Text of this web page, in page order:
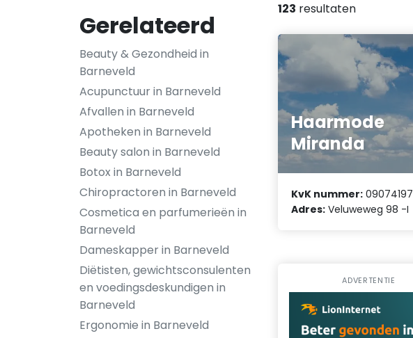
Gerelateerd
Beauty & Gezondheid in
Barneveld
Acupunctuur in Barneveld
Afvallen in Barneveld
Apotheken in Barneveld
Beauty salon in Barneveld
Botox in Barneveld
Chiropractoren in Barneveld
Cosmetica en parfumerieën in
Barneveld
Dameskapper in Barneveld
Diëtisten, gewichtsconsulenten
en voedingsdeskundigen in
Barneveld
Ergonomie in Barneveld
123 resultaten
Haarmode
Miranda
KvK nummer: 09074197
Adres: Veluweweg 98 -I
ADVERTENTIE